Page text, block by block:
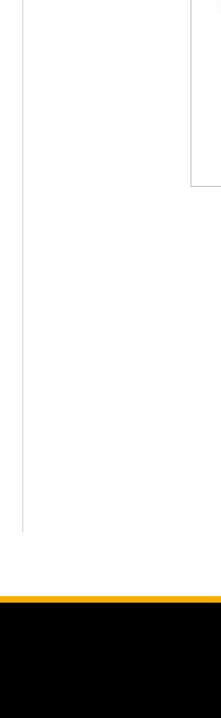
腕表时光售后服务中心（需提前预约）
腕表时光售后服务中心（需提前预约）
腕表时光售后服务中心（需提前预约）
路腕表时光售后服务中心（需提前预约）
路腕表时光售后服务中心（需提前预约）
街腕表时光售后服务中心（需提前预约）
华路腕表时光售后服务中心（需提前预约）
大街腕表时光售后服务中心（需提前预约）
街与康庄路交叉口腕表时光售后服务中心（需
腕表时光售后服务中心（需提前预约）
腕表时光售后服务中心（需提前预约）
大街腕表时光售后服务中心（需提前预约）
与南九经街交汇处腕表时光售后服务中心（需
腕表时光售后服务中心（需提前预约）
南大街腕表时光售后服务中心（需提前预约）
表时光售后服务中心（需提前预约）
表时光售后服务中心（需提前预约）
与渤海大街交叉口腕表时光售后服务中心（需提
137号亨得利名表维修授权店1楼腕表时光售后